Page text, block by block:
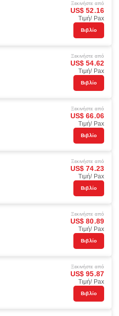
Ξεκινήστε από
US$ 52.16
Τιμή/ Pax
Βιβλίο
Ξεκινήστε από
US$ 54.62
Τιμή/ Pax
Βιβλίο
Ξεκινήστε από
US$ 66.06
Τιμή/ Pax
Βιβλίο
Ξεκινήστε από
US$ 74.23
Τιμή/ Pax
Βιβλίο
Ξεκινήστε από
US$ 80.89
Τιμή/ Pax
Βιβλίο
Ξεκινήστε από
US$ 95.87
Τιμή/ Pax
Βιβλίο